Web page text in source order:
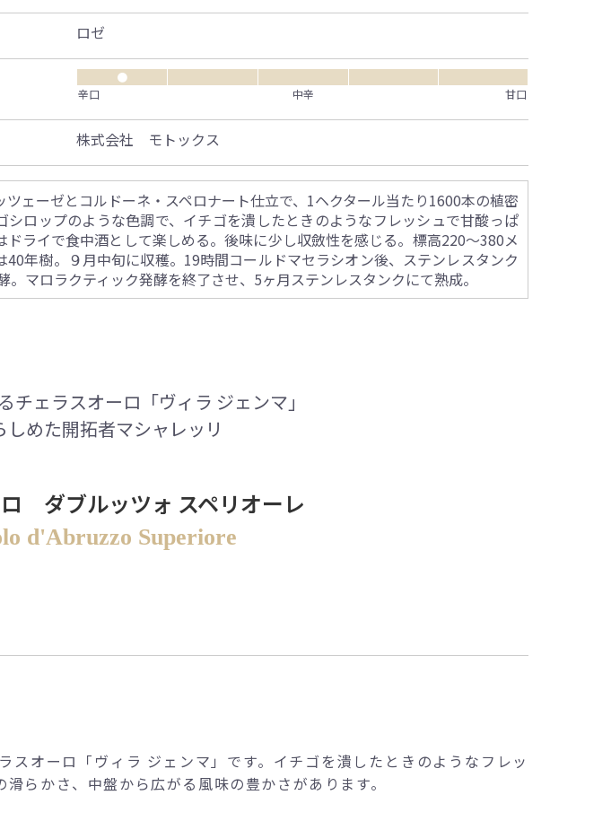
ロゼ
●
辛口
中辛 甘口
株式会社 モトックス
ツェーゼとコルドーネ・スペロナート仕立で、1ヘクタール当たり1600本の植密
シロップのような色調で、イチゴを潰したときのようなフレッシュで甘酸っぱ
ドライで食中酒として楽しめる。後味に少し収斂性を感じる。標高220～380メ
40年樹。９月中旬に収穫。19時間コールドマセラシオン後、ステンレスタンク
。マロラクティック発酵を終了させ、5ヶ月ステンレスタンクにて熟成。
ェラスオーロ「ヴィラ ジェンマ」
めた開拓者マシャレッリ
ダブルッツォ スペリオーレ
d'Abruzzo Superiore
オーロ「ヴィラ ジェンマ」です。イチゴを潰したときのようなフレッ
らかさ、中盤から広がる風味の豊かさがあります。